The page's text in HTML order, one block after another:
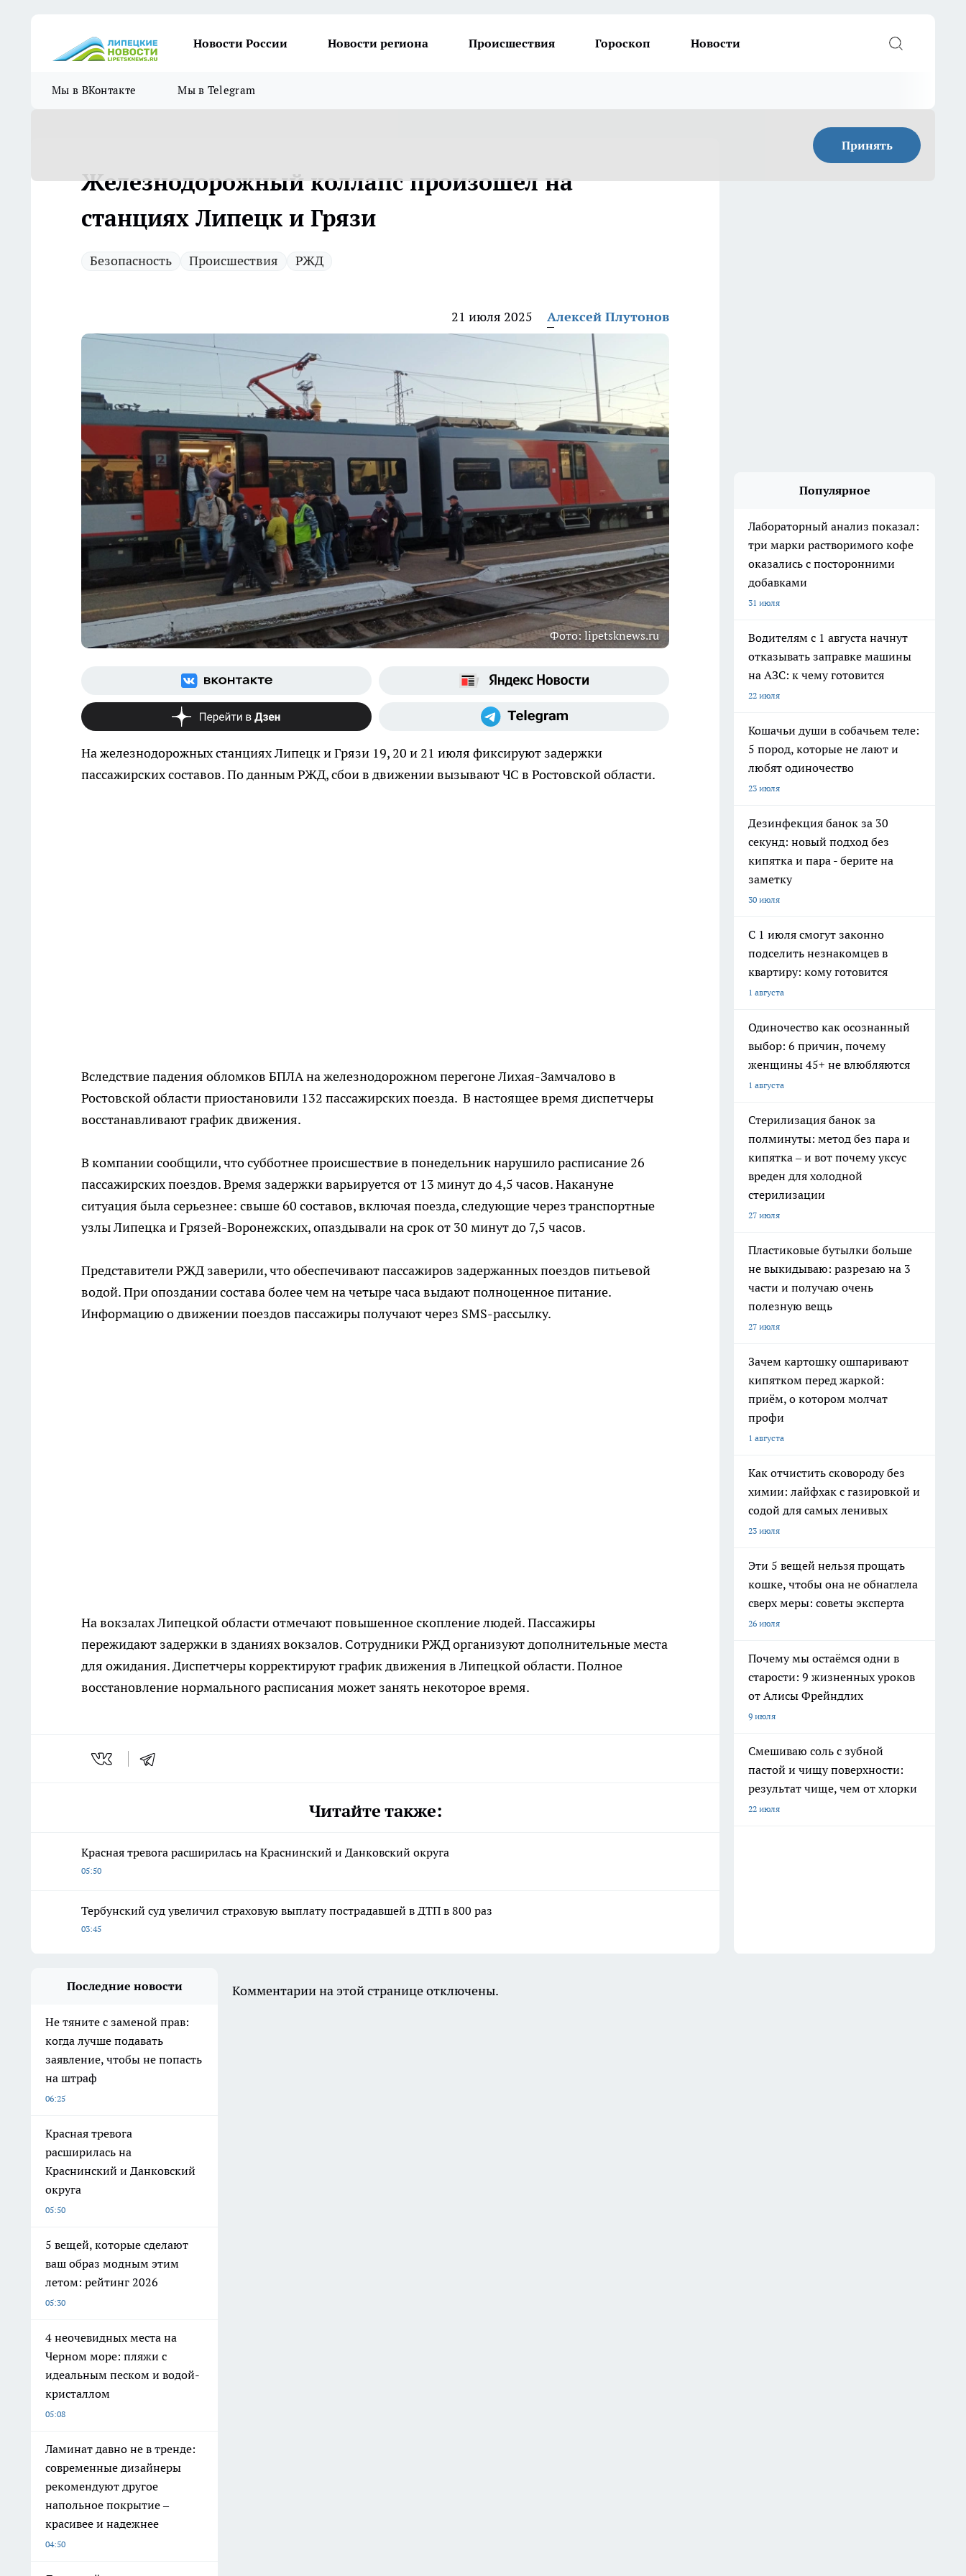
Новости России Новости региона Происшествия Гороскоп Новости
Мы в ВКонтакте Мы в Telegram
Принять
Железнодорожный коллапс произошел на
станциях Липецк и Грязи
Безопасность Происшествия РЖД
21 июля 2025 Алексей Плутонов
Фото: lipetsknews.ru
На железнодорожных станциях Липецк и Грязи 19, 20 и 21 июля фиксируют задержки
пассажирских составов. По данным РЖД, сбои в движении вызывают ЧС в Ростовской области.
Вследствие падения обломков БПЛА на железнодорожном перегоне Лихая-Замчалово в
Ростовской области приостановили 132 пассажирских поезда. В настоящее время диспетчеры
восстанавливают график движения.
В компании сообщили, что субботнее происшествие в понедельник нарушило расписание 26
пассажирских поездов. Время задержки варьируется от 13 минут до 4,5 часов. Накануне
ситуация была серьезнее: свыше 60 составов, включая поезда, следующие через транспортные
узлы Липецка и Грязей-Воронежских, опаздывали на срок от 30 минут до 7,5 часов.
Представители РЖД заверили, что обеспечивают пассажиров задержанных поездов питьевой
водой. При опоздании состава более чем на четыре часа выдают полноценное питание.
Информацию о движении поездов пассажиры получают через SMS-рассылку.
На вокзалах Липецкой области отмечают повышенное скопление людей. Пассажиры
пережидают задержки в зданиях вокзалов. Сотрудники РЖД организуют дополнительные места
для ожидания. Диспетчеры корректируют график движения в Липецкой области. Полное
восстановление нормального расписания может занять некоторое время.
Читайте также:
Красная тревога расширилась на Краснинский и Данковский округа
05:50
Тербунский суд увеличил страховую выплату пострадавшей в ДТП в 800 раз
03:45
Популярное
Лабораторный анализ показал:
три марки растворимого кофе
оказались с посторонними
добавками
31 июля
Водителям с 1 августа начнут
отказывать заправке машины
на АЗС: к чему готовится
22 июля
Кошачьи души в собачьем теле:
5 пород, которые не лают и
любят одиночество
23 июля
Дезинфекция банок за 30
секунд: новый подход без
кипятка и пара - берите на
заметку
30 июля
С 1 июля смогут законно
подселить незнакомцев в
квартиру: кому готовится
1 августа
Одиночество как осознанный
выбор: 6 причин, почему
женщины 45+ не влюбляются
1 августа
Стерилизация банок за
полминуты: метод без пара и
кипятка – и вот почему уксус
вреден для холодной
стерилизации
27 июля
Пластиковые бутылки больше
не выкидываю: разрезаю на 3
части и получаю очень
полезную вещь
27 июля
Зачем картошку ошпаривают
кипятком перед жаркой:
приём, о котором молчат
профи
1 августа
Как отчистить сковороду без
химии: лайфхак с газировкой и
содой для самых ленивых
23 июля
Эти 5 вещей нельзя прощать
кошке, чтобы она не обнаглела
сверх меры: советы эксперта
26 июля
Почему мы остаёмся одни в
старости: 9 жизненных уроков
от Алисы Фрейндлих
9 июля
Смешиваю соль с зубной
пастой и чищу поверхности:
результат чище, чем от хлорки
22 июля
Последние новости
Не тяните с заменой прав:
когда лучше подавать
заявление, чтобы не попасть
на штраф
06:25
Красная тревога
расширилась на
Краснинский и Данковский
округа
05:50
5 вещей, которые сделают
ваш образ модным этим
летом: рейтинг 2026
05:30
4 неочевидных места на
Черном море: пляжи с
идеальным песком и водой-
кристаллом
05:08
Ламинат давно не в тренде:
современные дизайнеры
рекомендуют другое
напольное покрытие –
красивее и надежнее
04:50
Комментарии на этой странице отключены.